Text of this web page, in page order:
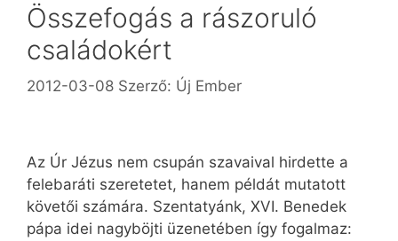
Összefogás a rászoruló
családokért
2012-03-08 Szerző: Új Ember
Az Úr Jézus nem csupán szavaival hirdette a
felebaráti szeretetet, hanem példát mutatott
követői számára. Szentatyánk, XVI. Benedek
pápa idei nagyböjti üzenetében így fogalmaz: